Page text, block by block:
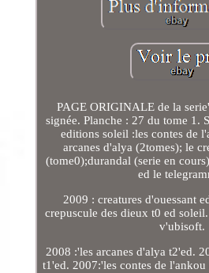
PAGE ORIGINALE de la
signée. Planche : 27 du tome 1.
editions soleil :les contes de
arcanes d'alya (2tomes); le
(tome0);durandal (serie en
ed le
2009 : creatures d'ouessant
crepuscule des dieux t0 ed
v'ubisoft.
2008 :'les arcanes d'alya t2'ed.
t1'ed. 2007:'les contes de